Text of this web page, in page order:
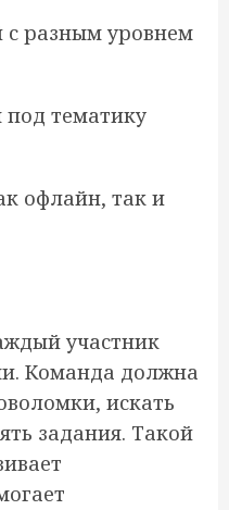
разным уровнем
под тематику
офлайн, так и
участник
Команда должна
искать
задания. Такой